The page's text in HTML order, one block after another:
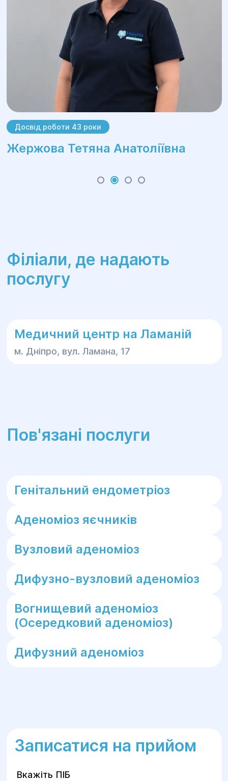
Досвід роботи 43 роки
Жержова Тетяна Анатоліївна
Філіали, де надають
послугу
Медичний центр на Ламаній
м. Дніпро, вул. Ламана, 17
Пов'язані послуги
Генітальний ендометріоз
Аденоміоз яєчників
Вузловий аденоміоз
Дифузно-вузловий аденоміоз
Вогнищевий аденоміоз
(Осередковий аденоміоз)
Дифузний аденоміоз
Записатися на прийом
Вкажіть ПІБ